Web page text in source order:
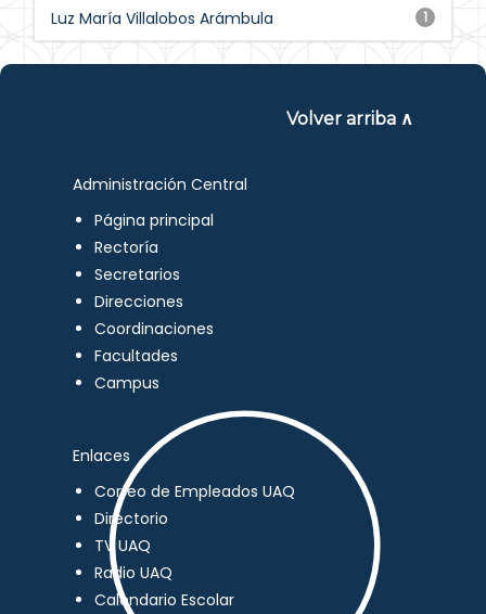
1
Luz María Villalobos Arámbula
Volver arriba ∧
Administración Central
Página principal
Rectoría
Secretarios
Direcciones
Coordinaciones
Facultades
Campus
Enlaces
Correo de Empleados UAQ
Directorio
TV UAQ
Radio UAQ
Calendario Escolar